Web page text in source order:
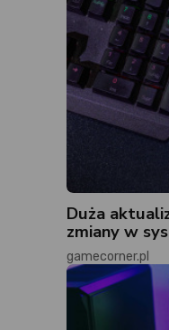
Duża
zmiany w
gamecorner.pl